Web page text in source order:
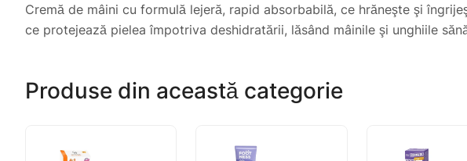
Cremă de mâini cu formulă lejeră, rapid absorbabilă, ce hrăneşte şi
ce protejează pielea împotriva deshidratării, lăsând mâinile şi unghiile
Produse din această categorie